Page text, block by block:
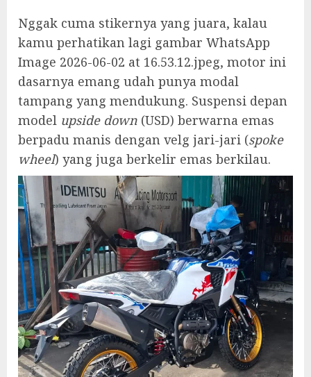
Nggak cuma stikernya yang juara, kalau
kamu perhatikan lagi gambar WhatsApp
Image 2026-06-02 at 16.53.12.jpeg, motor ini
dasarnya emang udah punya modal
tampang yang mendukung. Suspensi depan
model upside down (USD) berwarna emas
berpadu manis dengan velg jari-jari (spoke
wheel) yang juga berkelir emas berkilau.